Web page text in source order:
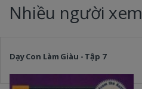
Nhiều người xem
Dạy Con Làm Giàu - Tập 7